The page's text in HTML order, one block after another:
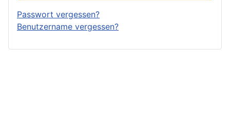
Passwort vergessen?
Benutzername vergessen?